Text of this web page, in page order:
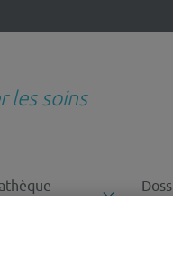
les soins
en
Qu'a-t-on appris en 15 ans de